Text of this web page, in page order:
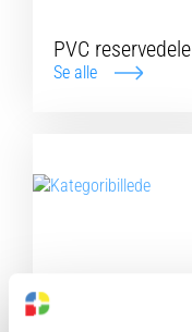
PVC reservedele
Se alle